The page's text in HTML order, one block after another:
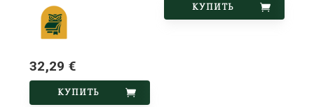
32,29 €
КУПИТЬ
КУПИТЬ